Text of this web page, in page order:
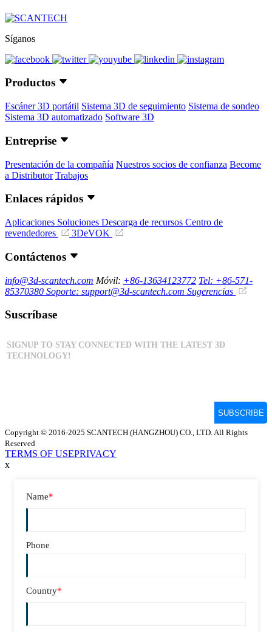
Síganos
Productos
Escáner 3D portátil Sistema 3D de seguimiento Sistema de sondeo
Sistema 3D automatizado Software 3D
Entreprise
Presentación de la compañía Nuestros socios de confianza Become
a Distributor Trabajos
Enlaces rápidos
Aplicaciones Soluciones Descarga de recursos Centro de
revendedores
3DeVOK
Contáctenos
info@3d-scantech.com Móvil: +86-13634123772 Tel: +86-571-
85370380 Soporte: support@3d-scantech.com Sugerencias
Suscríbase
Copyright © 2016-2025 SCANTECH (HANGZHOU) CO., LTD. All Rights
Reserved
TERMS OF USEPRIVACY
x
Name*
Phone
Country*